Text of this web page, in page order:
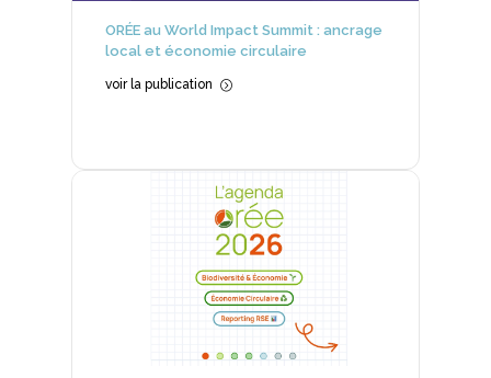
ORÉE au World Impact Summit : ancrage
local et économie circulaire
voir la publication =